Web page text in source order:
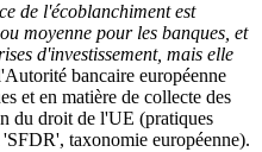
de l'écoblanchiment est
moyenne pour les banques, et
d'investissement, mais elle
bancaire européenne
et en matière de collecte des
du droit de l'UE (pratiques
taxonomie européenne).